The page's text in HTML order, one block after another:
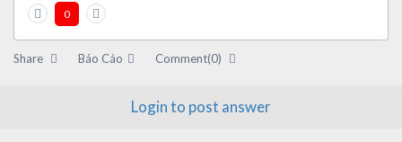
0
Share Báo Cáo Comment(0)
Login to post answer